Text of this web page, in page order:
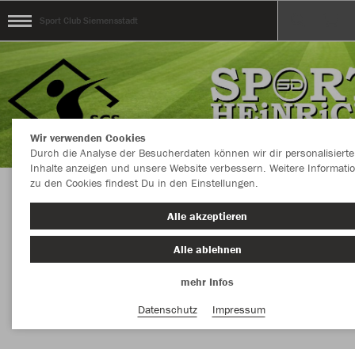
Sport Club Siemensstadt
Herzlich Willkommen im Teamshop Sport Club
Siemensstadt
Wir verwenden Cookies
Durch die Analyse der Besucherdaten können wir dir personalisierte
Inhalte anzeigen und unsere Website verbessern. Weitere
zu den Cookies findest Du in den Einstellungen.
Alle akzeptieren
Alle ablehnen
mehr Infos
Datenschutz
Impressum